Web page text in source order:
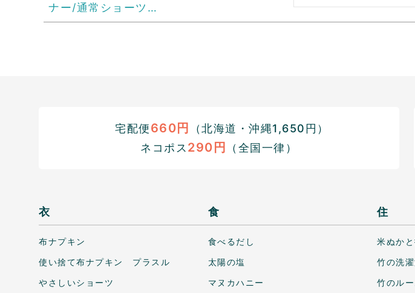
ナー/通常ショーツ用
おりものシート
宅配便660円
（北海道・沖縄1,650円）
ネコポス290円 （全国一律）
衣
布ナプキン
使い捨て布ナプキン プラスル
やさしいショーツ
食
食べるだし
太陽の塩
マヌカハニー
住
米ぬか
竹の洗
竹のル